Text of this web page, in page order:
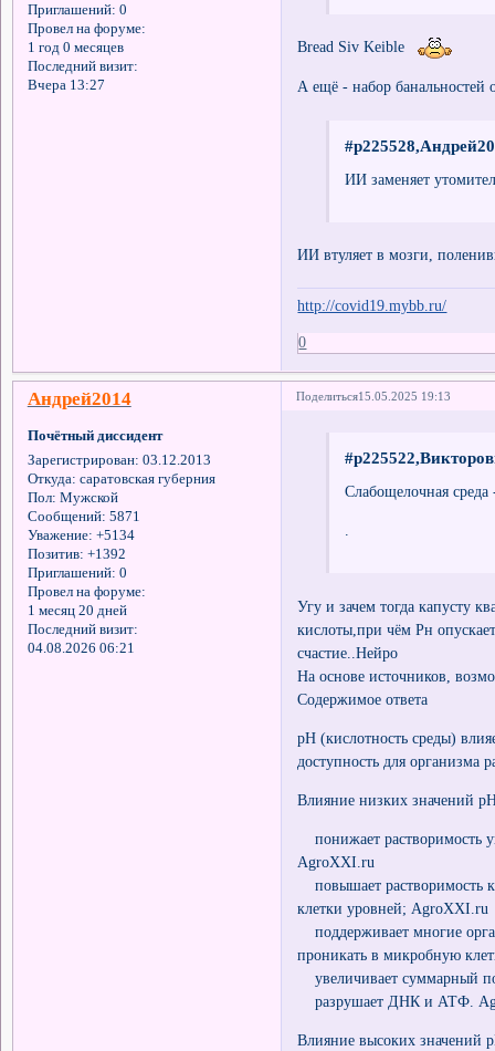
Приглашений: 0
Провел на форуме:
1 год 0 месяцев
Последний визит:
Вчера 13:27
Bread Siv Keible
А ещё - набор банальностей
ИИ заменяет
ИИ втуляет в мозги,
http://covid19.mybb.ru/
0
Поделиться15.05.2025 19:13
Андрей2014
Почётный диссидент
Зарегистрирован: 03.12.2013
Откуда: саратовская губерния
Пол: Мужской
Сообщений: 5871
Уважение: +5134
Позитив: +1392
Приглашений: 0
Провел на форуме:
1 месяц 20 дней
Последний визит:
04.08.2026 06:21
Слабощелочная
Угу и зачем тогда капусту
кислоты,при чём Рн
счастие..Нейро
На основе источников,
Содержимое ответа
pH (кислотность среды)
доступность для
Влияние низких значений
понижает растворимость
AgroXXI.ru
повышает растворимость
клетки уровней; AgroXXI.ru
поддерживает многие
проникать в микробную
увеличивает суммарный
разрушает ДНК и АТФ.
Влияние высоких значений